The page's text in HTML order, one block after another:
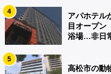
4
アパホテル
目オープ
浴場…非日
5
高松市の動